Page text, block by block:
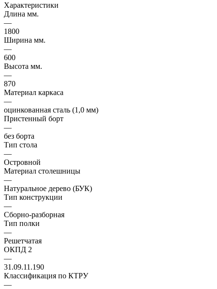
Характеристики
Длина мм.
—
1800
Ширина мм.
—
600
Высота мм.
—
870
Материал каркаса
—
оцинкованная сталь (1,0 мм)
Пристенный борт
—
без борта
Тип стола
—
Островной
Материал столешницы
—
Натуральное дерево (БУК)
Тип конструкции
—
Сборно-разборная
Тип полки
—
Решетчатая
ОКПД 2
—
31.09.11.190
Классификация по КТРУ
—